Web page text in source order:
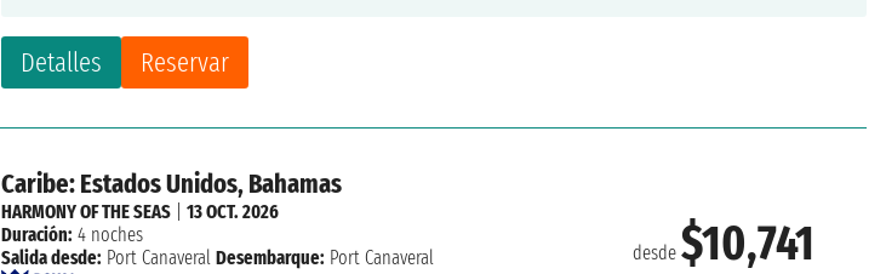
Detalles Reservar
Caribe: Estados Unidos, Bahamas
desde$10,741
HARMONY OF THE SEAS |13 OCT. 2026
Duración: 4 noches
Salida desde: Port Canaveral Desembarque: Port Canaveral